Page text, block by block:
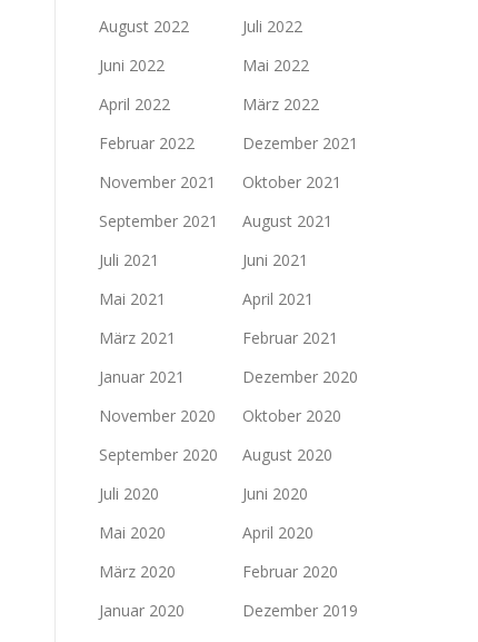
August 2022
Juli 2022
Juni 2022
Mai 2022
April 2022
März 2022
Februar 2022
Dezember 2021
November 2021
Oktober 2021
September 2021
August 2021
Juli 2021
Juni 2021
Mai 2021
April 2021
März 2021
Februar 2021
Januar 2021
Dezember 2020
November 2020
Oktober 2020
September 2020
August 2020
Juli 2020
Juni 2020
Mai 2020
April 2020
März 2020
Februar 2020
Januar 2020
Dezember 2019